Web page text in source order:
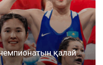
қалай